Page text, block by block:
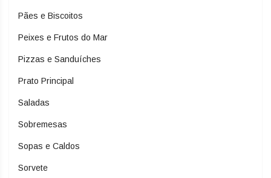
Pães e Biscoitos
Peixes e Frutos do Mar
Pizzas e Sanduíches
Prato Principal
Saladas
Sobremesas
Sopas e Caldos
Sorvete